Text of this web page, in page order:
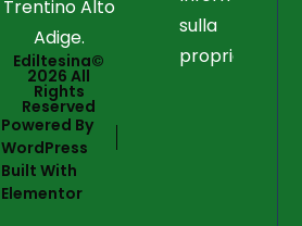
Trentino Alto
Adige.
Ediltesina©
2026 All
Rights
Reserved
Powered By
WordPress
Built With
Elementor
sulla
proprietà